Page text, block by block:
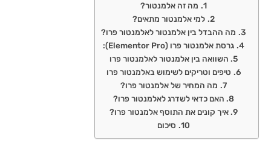
מה זה אלמנטור?
למי אלמנטור מתאים?
מה ההבדל בין אלמנטור לאלמנטור פרו?
גרסת אלמנטור פרו (Elementor Pro):
השוואה בין אלמנטור לאלמנטור פרו
טיפים וטריקים לשימוש באלמנטור פרו
מה המחיר של אלמנטור פרו?
האם כדאי לשדרג לאלמנטור פרו?
איך קונים את התוסף אלמנטור פרו?
סיכום